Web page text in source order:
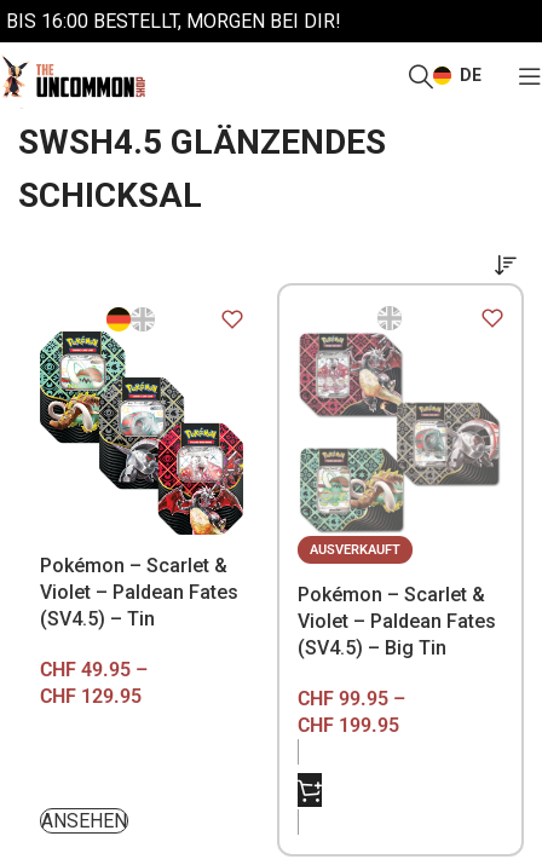
BIS 16:00 BESTELLT, MORGEN BEI DIR!
DE
Start/Pokémon/Produkte nach Sets
SWSH4.5 Glänzendes Schicksal
SWSH4.5 GLÄNZENDES
SCHICKSAL
Pokémon – Scarlet &
Violet – Paldean Fates
(SV4.5) – Tin
CHF 49.95 –
CHF 129.95
ANSEHEN
AUSVERKAUFT
Pokémon – Scarlet &
Violet – Paldean Fates
(SV4.5) – Big Tin
CHF99.95 –
CHF199.95